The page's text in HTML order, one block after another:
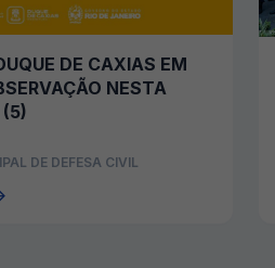
DE CAXIAS EM
NESTA
(5)
DE DEFESA CIVIL